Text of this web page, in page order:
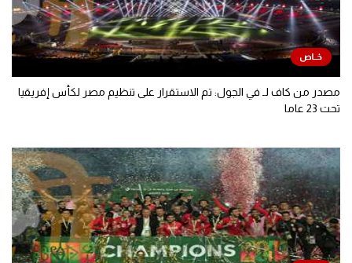
مصدر من كاف لـ في الجول: تم الاستقرار على تنظيم مصر لكأس إفريقيا
تحت 23 عاما